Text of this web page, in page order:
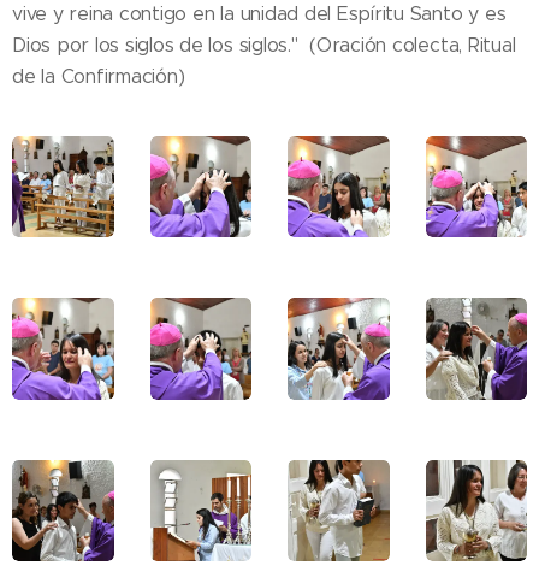
vive y reina contigo en la unidad del Espíritu Santo y es
Dios por los siglos de los siglos." (Oración colecta, Ritual
de la Confirmación)